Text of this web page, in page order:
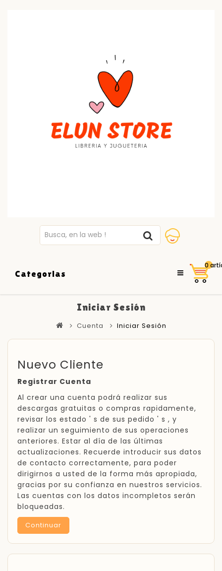
0
Categorias
Iniciar Sesión
Cuenta Iniciar Sesión
Nuevo Cliente
Registrar Cuenta
Al crear una cuenta podrá realizar sus
descargas gratuitas o compras rapidamente,
revisar los estado ' s de sus pedido ' s , y
realizar un seguimiento de sus operaciones
anteriores. Estar al día de las últimas
actualizaciones. Recuerde introducir sus datos
de contacto correctamente, para poder
dirigirnos a usted de la forma más apropiada,
gracias por su confianza en nuestros servicios.
Las cuentas con los datos incompletos serán
bloqueadas.
Continuar